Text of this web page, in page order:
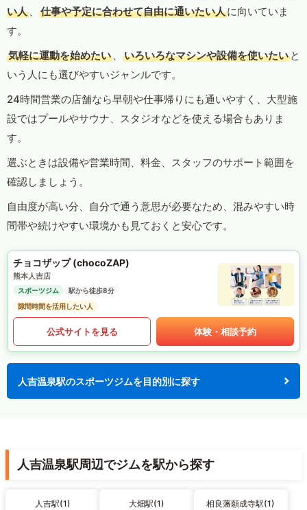
い人 、 仕事や予定に合わせて自由に通いたい人に向いていま
す。
気軽に運動を始めたい 、 いろいろなマシンや設備を使いたい と
いう人にも選びやすいジャンルです。
24時間営業の店舗なら早朝や仕事帰りにも通いやすく、大型施
設ではプールやサウナ、スタジオなどを使える場合もありま
す。
選ぶときは設備や営業時間、料金、スタッフのサポート範囲を
確認しましょう。
自由度が高い分、自分で通う意思が必要なため、混みやすい時
間帯や続けやすい環境かも見ておくと安心です。
チョコザップ (chocoZAP)
熊本人吉店
スポーツジム
駅から徒歩8分
隙間時間を活用したい人
公式サイトを見る 体験・相談予約
人吉温泉駅のスポーツジムを目的別に探す
人吉温泉駅周辺でジムを駅から探す
人吉駅(1) 大畑駅(1) 相良藩願成寺駅(1)